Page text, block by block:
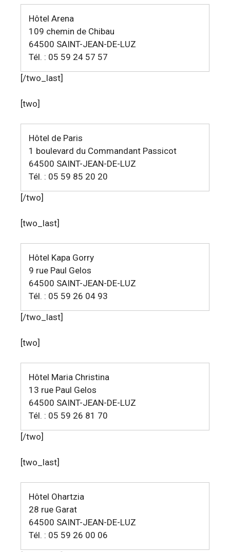
Hôtel Arena
109 chemin de Chibau
64500 SAINT-JEAN-DE-LUZ
Tél. : 05 59 24 57 57
[/two_last]
[two]
Hôtel de Paris
1 boulevard du Commandant Passicot
64500 SAINT-JEAN-DE-LUZ
Tél. : 05 59 85 20 20
[/two]
[two_last]
Hôtel Kapa Gorry
9 rue Paul Gelos
64500 SAINT-JEAN-DE-LUZ
Tél. : 05 59 26 04 93
[/two_last]
[two]
Hôtel Maria Christina
13 rue Paul Gelos
64500 SAINT-JEAN-DE-LUZ
Tél. : 05 59 26 81 70
[/two]
[two_last]
Hôtel Ohartzia
28 rue Garat
64500 SAINT-JEAN-DE-LUZ
Tél. : 05 59 26 00 06